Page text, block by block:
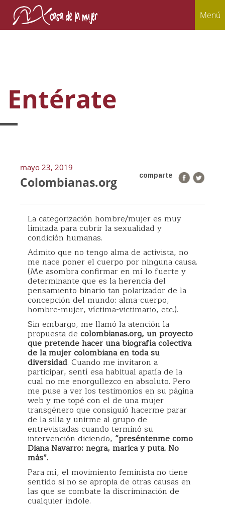
Menú
Entérate
mayo 23, 2019
comparte
Colombianas.org
La categorización hombre/mujer es muy
limitada para cubrir la sexualidad y
condición humanas.
Admito que no tengo alma de activista, no
me nace poner el cuerpo por ninguna causa.
(Me asombra confirmar en mí lo fuerte y
determinante que es la herencia del
pensamiento binario tan polarizador de la
concepción del mundo: alma-cuerpo,
hombre-mujer, víctima-victimario, etc.).
Sin embargo, me llamó la atención la
propuesta de colombianas.org, un proyecto
que pretende hacer una biografía colectiva
de la mujer colombiana en toda su
diversidad. Cuando me invitaron a
participar, sentí esa habitual apatía de la
cual no me enorgullezco en absoluto. Pero
me puse a ver los testimonios en su página
web y me topé con el de una mujer
transgénero que consiguió hacerme parar
de la silla y unirme al grupo de
entrevistadas cuando terminó su
intervención diciendo, “preséntenme como
Diana Navarro: negra, marica y puta. No
más”.
Para mí, el movimiento feminista no tiene
sentido si no se apropia de otras causas en
las que se combate la discriminación de
cualquier índole.